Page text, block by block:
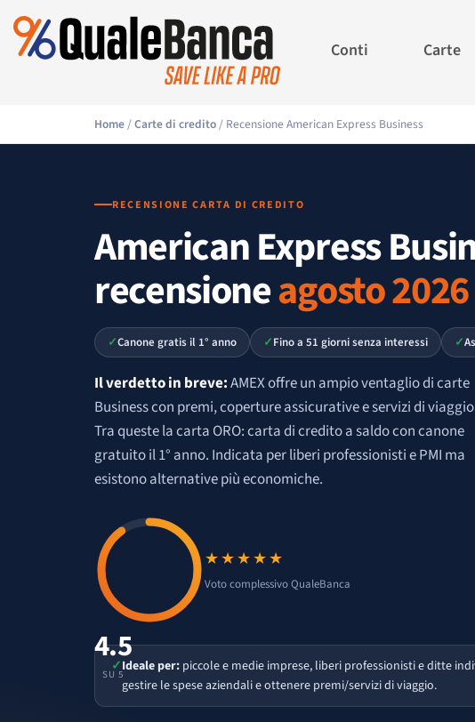
Conti Carte
Home/Carte di credito/ Recensione American Express Business
RECENSIONE CARTA DI CREDITO
American Express
recensioneagosto 2026
Canone gratis il 1° anno Fino a 51 giorni senza interessi
Il verdetto in breve:AMEX offre un ampio ventaglio di carte
Business con premi, coperture assicurative e servizi di
Tra queste la carta ORO: carta di credito a saldo con canone
gratuito il 1° anno. Indicata per liberi professionisti e PMI ma
esistono alternative più economiche.
4.5
SU 5
★★★★★
Voto 4.5 su 5
Voto complessivo QualeBanca
✓Ideale per: piccole e medie imprese, liberi professionisti e ditte
gestire le spese aziendali e ottenere premi/servizi di viaggio.